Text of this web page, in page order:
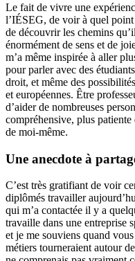
Le fait de vivre une
l’IÉSEG, de voir à quel
de découvrir les chemins
énormément de sens et de
m’a même inspirée à aller
pour parler avec des
droit, et même des
et européennes. Être
d’aider de nombreuses
compréhensive, plus
de moi-même.
Une anecdote à
C’est très gratifiant de voir
diplômés travailler
qui m’a contactée il y a
travaille dans une entreprise
et je me souviens quand
métiers tourneraient autour